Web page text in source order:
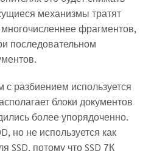
механизмы тратят
фрагментов,
последовательном
разбиением используется
блоки документов
более упорядоченно.
но не используется как
SSD, потому что SSD 7К